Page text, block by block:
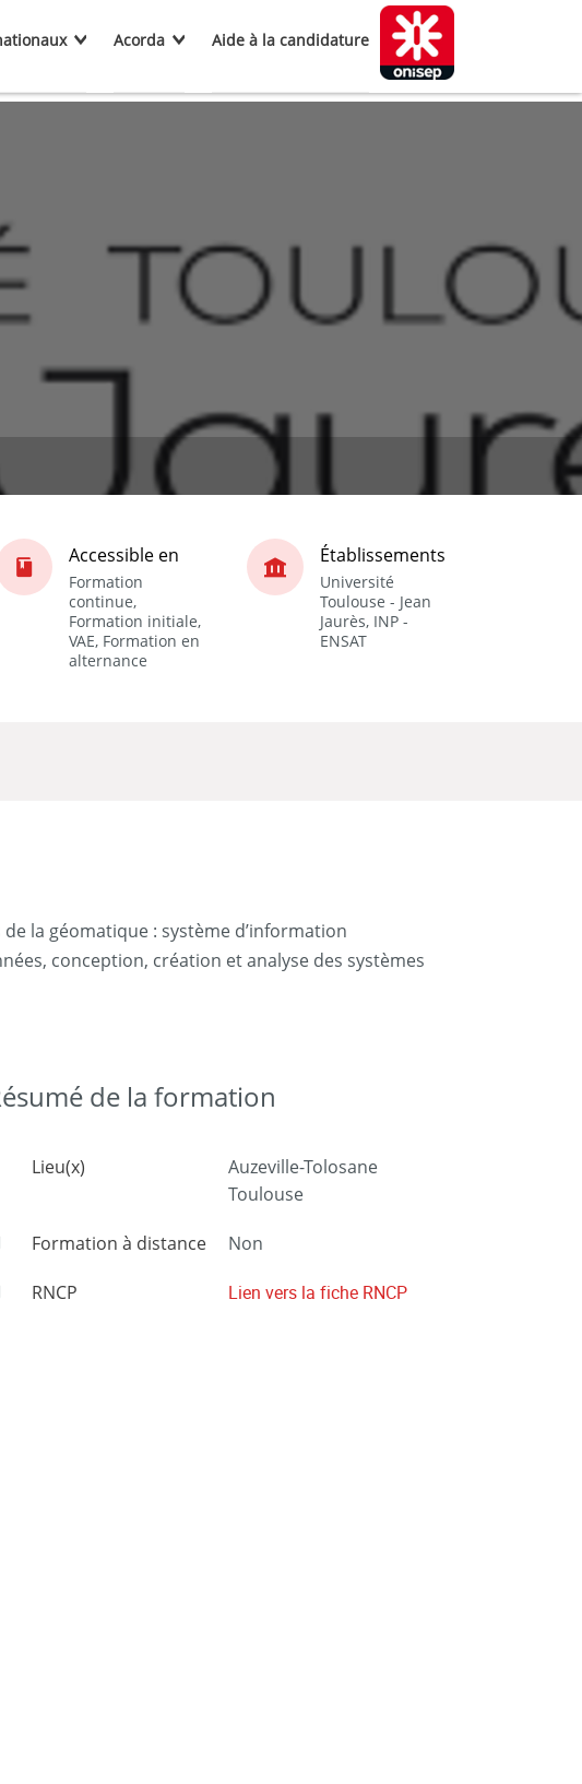
Acorda Aide à la candidature
Accessible en
Formation
continue,
Formation initiale,
VAE, Formation en
alternance
Établissements
Université
Toulouse - Jean
Jaurès, INP -
ENSAT
la géomatique : système d’information
conception, création et analyse des systèmes
de la formation
Lieu(x)
Auzeville-Tolosane
Toulouse
Formation à distance Non
RNCP Lien vers la fiche RNCP